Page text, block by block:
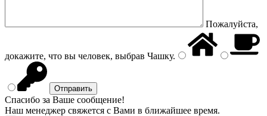
Пожалуйста,
докажите, что вы человек, выбрав Чашку.
Спасибо за Ваше сообщение!
Наш менеджер свяжется с Вами в ближайшее время.